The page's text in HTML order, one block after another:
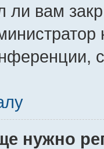
ли вам
нужно